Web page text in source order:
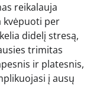
reikalauja
kvėpuoti per
didelį stresą,
trimitas
ir platesnis,
į ausų